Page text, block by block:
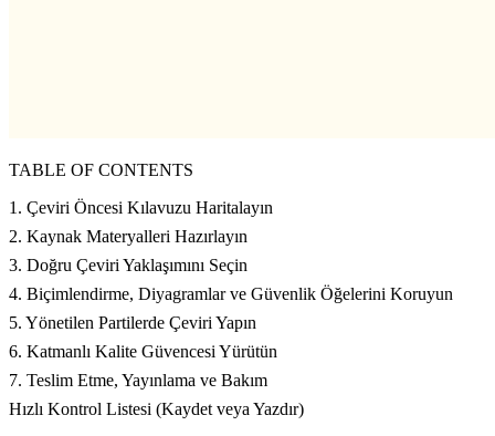
TABLE OF CONTENTS
1. Çeviri Öncesi Kılavuzu Haritalayın
2. Kaynak Materyalleri Hazırlayın
3. Doğru Çeviri Yaklaşımını Seçin
4. Biçimlendirme, Diyagramlar ve Güvenlik Öğelerini Koruyun
5. Yönetilen Partilerde Çeviri Yapın
6. Katmanlı Kalite Güvencesi Yürütün
7. Teslim Etme, Yayınlama ve Bakım
Hızlı Kontrol Listesi (Kaydet veya Yazdır)